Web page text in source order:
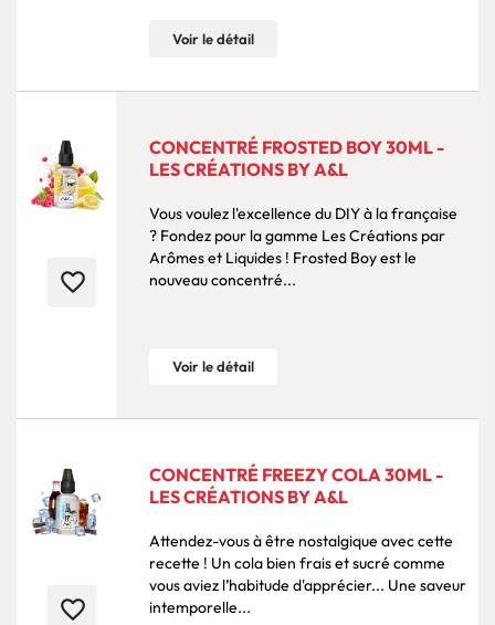
Voir le détail
favorite_border
CONCENTRÉ FROSTED BOY 30ML -
LES CRÉATIONS BY A&L
Vous voulez l'excellence du DIY à la française
? Fondez pour la gamme Les Créations par
Arômes et Liquides ! Frosted Boy est le
nouveau concentré...
Voir le détail
favorite_border
CONCENTRÉ FREEZY COLA 30ML -
LES CRÉATIONS BY A&L
Attendez-vous à être nostalgique avec cette
recette ! Un cola bien frais et sucré comme
vous aviez l’habitude d'apprécier... Une saveur
intemporelle...